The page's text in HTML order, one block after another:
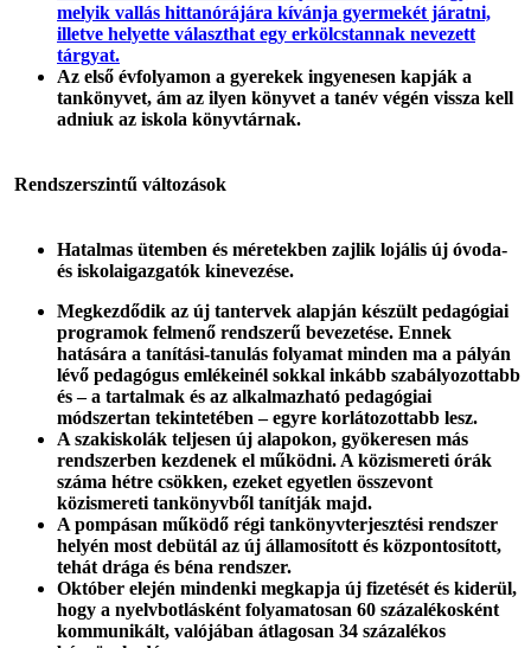
melyik vallás hittanórájára kívánja gyermekét járatni,
illetve helyette választhat egy erkölcstannak nevezett
tárgyat.
Az első évfolyamon a gyerekek ingyenesen kapják a
tankönyvet, ám az ilyen könyvet a tanév végén vissza kell
adniuk az iskola könyvtárnak.
Rendszerszintű változások
Hatalmas ütemben és méretekben zajlik lojális új óvoda-
és iskolaigazgatók kinevezése.
Megkezdődik az új tantervek alapján készült pedagógiai
programok felmenő rendszerű bevezetése. Ennek
hatására a tanítási-tanulás folyamat minden ma a pályán
lévő pedagógus emlékeinél sokkal inkább szabályozottabb
és – a tartalmak és az alkalmazható pedagógiai
módszertan tekintetében – egyre korlátozottabb lesz.
A szakiskolák teljesen új alapokon, gyökeresen más
rendszerben kezdenek el működni. A közismereti órák
száma hétre csökken, ezeket egyetlen összevont
közismereti tankönyvből tanítják majd.
A pompásan működő régi tankönyvterjesztési rendszer
helyén most debütál az új államosított és központosított,
tehát drága és béna rendszer.
Október elején mindenki megkapja új fizetését és kiderül,
hogy a nyelvbotlásként folyamatosan 60 százalékosként
kommunikált, valójában átlagosan 34 százalékos